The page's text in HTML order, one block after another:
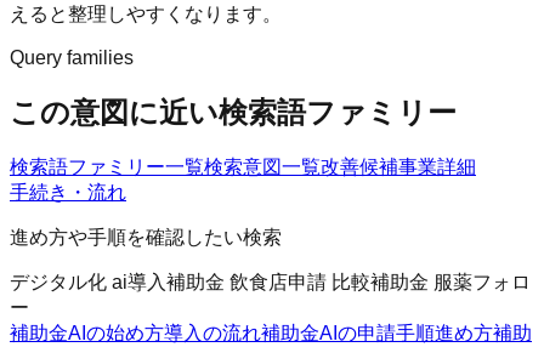
えると整理しやすくなります。
Query families
この意図に近い検索語ファミリー
検索語ファミリー一覧検索意図一覧改善候補事業詳細
手続き・流れ
進め方や手順を確認したい検索
デジタル化 ai導入補助金 飲食店申請 比較補助金 服薬フォロ
ー
補助金AIの始め方導入の流れ補助金AIの申請手順進め方補助